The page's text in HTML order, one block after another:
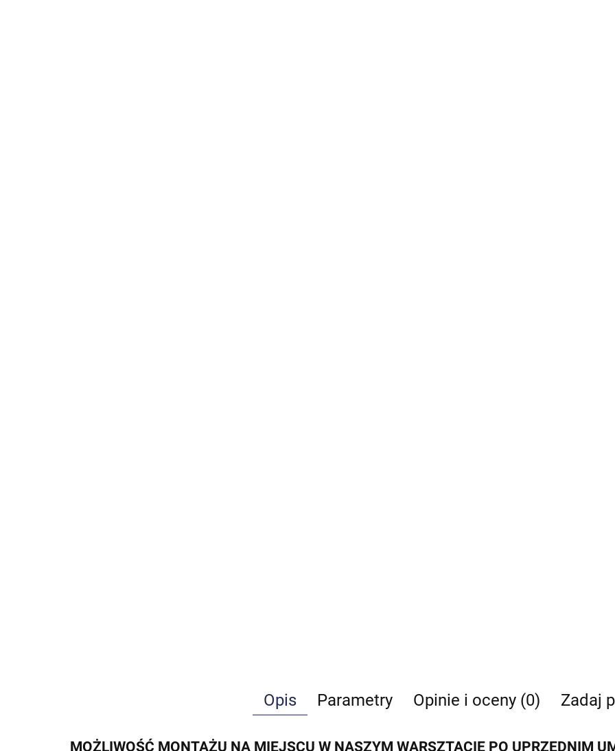
Opis Parametry Opinie i oceny (0) Zadaj
MOŻLIWOŚĆ MONTAŻU NA MIEJSCU W NASZYM WARSZTACIE PO UPRZEDNIM